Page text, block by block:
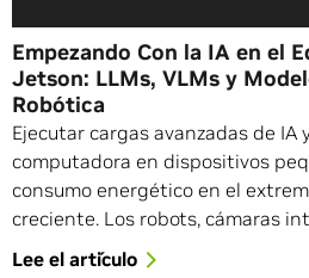
Empezando Con la IA en el
Jetson: LLMs, VLMs y
Robótica
Ejecutar cargas avanzadas de IA
computadora en dispositivos
consumo energético en el
creciente. Los robots, cámaras
Lee el artículo